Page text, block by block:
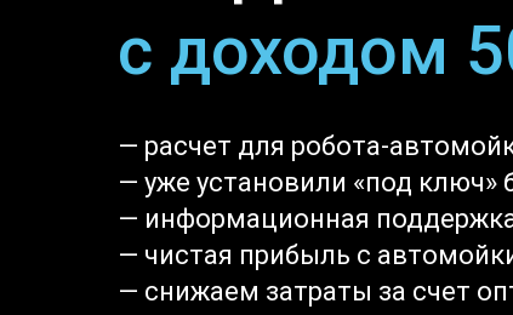
с доходом
— расчет для робота-
— уже установили «под ключ»
— информационная
— чистая прибыль с
— снижаем затраты за счет